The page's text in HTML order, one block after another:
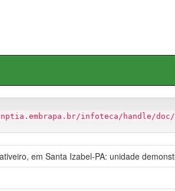
infoteca/handle/doc/
em Santa Izabel-PA: unidade